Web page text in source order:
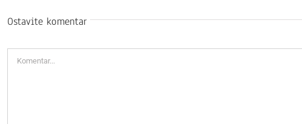
Ostavite komentar